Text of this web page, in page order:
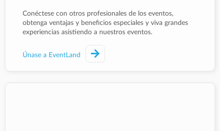
Conéctese con otros profesionales de los eventos,
obtenga ventajas y beneficios especiales y viva grandes
experiencias asistiendo a nuestros eventos.
Únase a EventLand